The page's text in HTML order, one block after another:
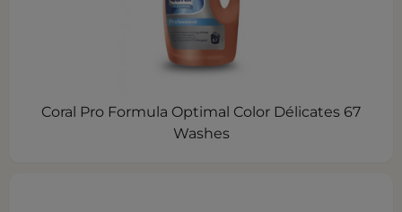
Coral Pro Formula Optimal Color Délicates 67
Washes